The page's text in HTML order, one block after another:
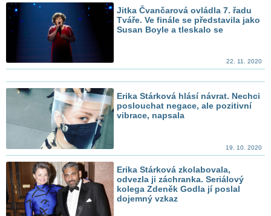
Jitka Čvančarová ovládla 7. řadu
Tváře. Ve finále se představila jako
Susan Boyle a tleskalo se
22. 11. 2020
Erika Stárková hlásí návrat. Nechci
poslouchat negace, ale pozitivní
vibrace, napsala
19. 10. 2020
Erika Stárková zkolabovala,
odvezla ji záchranka. Seriálový
kolega Zdeněk Godla jí poslal
dojemný vzkaz